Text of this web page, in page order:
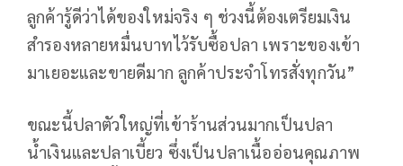
ลูกค้ารู้ดีว่าได้ของใหม่จริง ๆ ช่วงนี้ต้องเตรียมเงิน
สำรองหลายหมื่นบาทไว้รับซื้อปลา เพราะของเข้า
มาเยอะและขายดีมาก ลูกค้าประจำโทรสั่งทุกวัน”
ขณะนี้ปลาตัวใหญ่ที่เข้าร้านส่วนมากเป็นปลา
น้ำเงินและปลาเบี้ยว ซึ่งเป็นปลาเนื้ออ่อนคุณภาพ